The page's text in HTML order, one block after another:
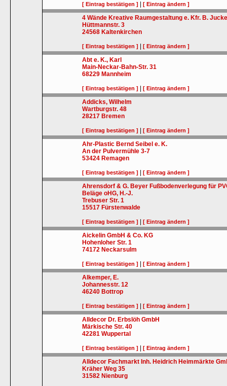
[ Eintrag bestätigen ] |[ Eintrag ändern ]
4 Wände Kreative Raumgestaltung e. Kfr. B.
Hüttmannstr. 3
24568 Kaltenkirchen
[ Eintrag bestätigen ] |[ Eintrag ändern ]
Abt e. K., Karl
Main-Neckar-Bahn-Str. 31
68229 Mannheim
[ Eintrag bestätigen ] |[ Eintrag ändern ]
Addicks, Wilhelm
Wartburgstr. 48
28217 Bremen
[ Eintrag bestätigen ] |[ Eintrag ändern ]
Ahr-Plastic Bernd Seibel e. K.
An der Pulvermühle 3-7
53424 Remagen
[ Eintrag bestätigen ] |[ Eintrag ändern ]
Ahrensdorf & G. Beyer Fußbodenverlegung für
Beläge oHG, H.-J.
Trebuser Str. 1
15517 Fürstenwalde
[ Eintrag bestätigen ] |[ Eintrag ändern ]
Aickelin GmbH & Co. KG
Hohenloher Str. 1
74172 Neckarsulm
[ Eintrag bestätigen ] |[ Eintrag ändern ]
Alkemper, E.
Johannesstr. 12
46240 Bottrop
[ Eintrag bestätigen ] |[ Eintrag ändern ]
Alldecor Dr. Erbslöh GmbH
Märkische Str. 40
42281 Wuppertal
[ Eintrag bestätigen ] |[ Eintrag ändern ]
Alldecor Fachmarkt Inh. Heidrich Heimmärkte
Kräher Weg 35
31582 Nienburg